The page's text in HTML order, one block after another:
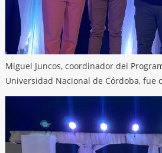
Miguel Juncos, coordinador del
Universidad Nacional de Córdoba, fue